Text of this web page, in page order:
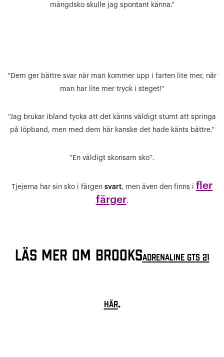
mängdsko skulle jag spontant känna.”
”Dem ger bättre svar när man kommer upp i farten lite mer, när
man har lite mer tryck i steget!”
”Jag brukar ibland tycka att det känns väldigt stumt att springa
på löpband, men med dem här kanske det hade känts bättre.”
”En väldigt skonsam sko”.
Tjejerna har sin sko i färgen svart, men även den finns i fler
färger.
Läs mer om BrooksAdrenaline GTS 21
HÄR.